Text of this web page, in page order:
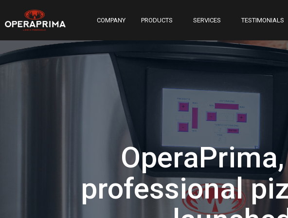
COMPANY PRODUCTS SERVICES TESTIMONIALS
professional